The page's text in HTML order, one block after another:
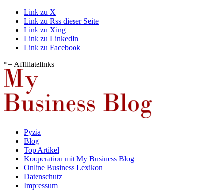
Link zu X
Link zu Rss dieser Seite
Link zu Xing
Link zu LinkedIn
Link zu Facebook
*= Affiliatelinks
Pyzia
Blog
Top Artikel
Kooperation mit My Business Blog
Online Business Lexikon
Datenschutz
Impressum